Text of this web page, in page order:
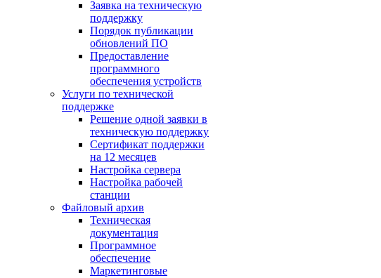
Заявка на техническую
поддержку
Порядок публикации
обновлений ПО
Предоставление
программного
обеспечения устройств
Услуги по технической
поддержке
Решение одной заявки в
техническую поддержку
Сертификат поддержки
на 12 месяцев
Настройка сервера
Настройка рабочей
станции
Файловый архив
Техническая
документация
Программное
обеспечение
Маркетинговые